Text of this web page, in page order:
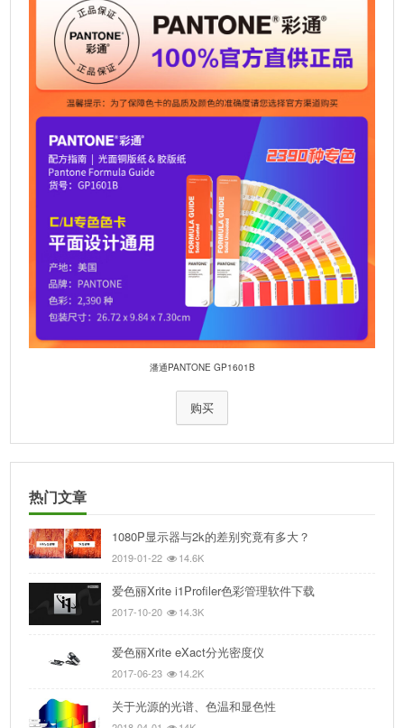
潘通PANTONE GP1601B
购买
热门文章
1080P显示器与2k的差别究竟有多大？
2019-01-22 14.6K
爱色丽Xrite i1Profiler色彩管理软件下载
2017-10-20 14.3K
爱色丽Xrite eXact分光密度仪
2017-06-23 14.2K
关于光源的光谱、色温和显色性